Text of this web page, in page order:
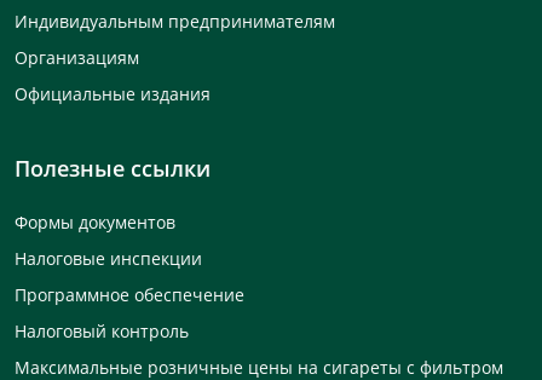
Индивидуальным предпринимателям
Организациям
Официальные издания
Полезные ссылки
Формы документов
Налоговые инспекции
Программное обеспечение
Налоговый контроль
Максимальные розничные цены на сигареты с фильтром